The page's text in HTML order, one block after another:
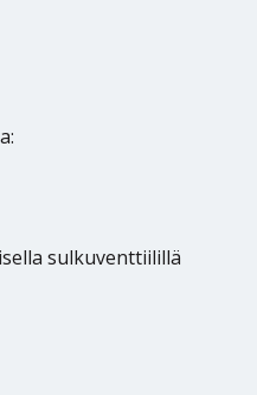
sulkuventtiilillä